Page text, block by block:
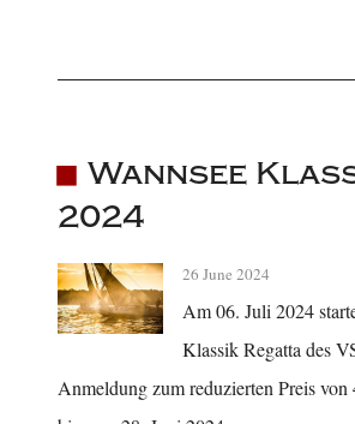
Wannsee
2024
26 June 2024
Am 06. Juli 2024
Klassik Regatta des
Anmeldung zum reduzierten Preis